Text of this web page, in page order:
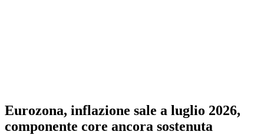
Eurozona, inflazione sale a luglio 2026,
componente core ancora sostenuta